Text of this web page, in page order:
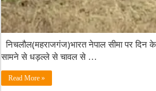
निचलौल(महराजगंज)भारत नेपाल सीमा पर दिन
सामने से धड़ल्ले से चावल से …
Read More »